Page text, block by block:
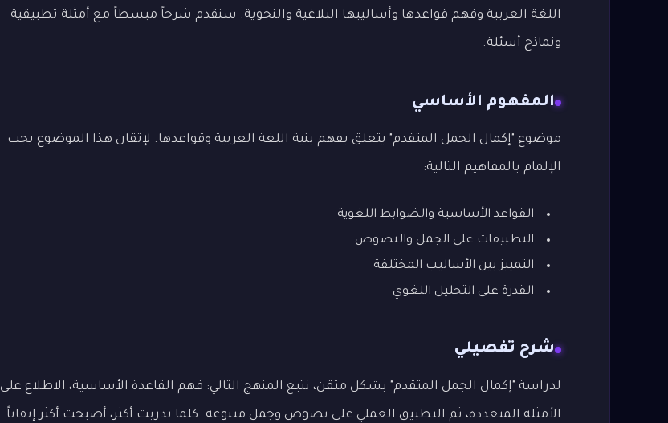
اللغة العربية وفهم قواعدها وأساليبها البلاغية والنحوية. سنقدم شرحاً مبسطاً مع أمثلة تطبيقية
ونماذج أسئلة.
المفهوم الأساسي
موضوع "إكمال الجمل المتقدم" يتعلق بفهم بنية اللغة العربية وقواعدها. لإتقان هذا الموضوع يجب
الإلمام بالمفاهيم التالية:
القواعد الأساسية والضوابط اللغوية
التطبيقات على الجمل والنصوص
التمييز بين الأساليب المختلفة
القدرة على التحليل اللغوي
شرح تفصيلي
لدراسة "إكمال الجمل المتقدم" بشكل متقن، نتبع المنهج التالي: فهم القاعدة الأساسية، الاطلاع على
الأمثلة المتعددة، ثم التطبيق العملي على نصوص وجمل متنوعة. كلما تدربت أكثر، أصبحت أكثر إتقاناً